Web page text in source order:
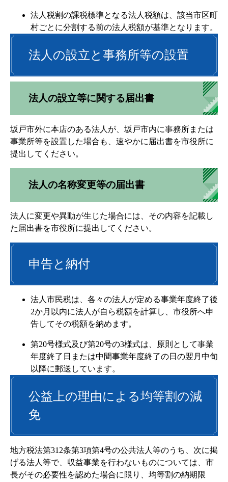
法人税割の課税標準となる法人税額は、該当市区町
村ごとに分割する前の法人税額が基準となります。
法人の設立と事務所等の設置
法人の設立等に関する届出書
坂戸市外に本店のある法人が、坂戸市内に事務所または
事業所等を設置した場合も、速やかに届出書を市役所に
提出してください。
法人の名称変更等の届出書
法人に変更や異動が生じた場合には、その内容を記載し
た届出書を市役所に提出してください。
申告と納付
法人市民税は、各々の法人が定める事業年度終了後
2か月以内に法人が自ら税額を計算し、市役所へ申
告してその税額を納めます。
第20号様式及び第20号の3様式は、原則として事業
年度終了日または中間事業年度終了の日の翌月中旬
以降に郵送しています。
公益上の理由による均等割の減
免
地方税法第312条第3項第4号の公共法人等のうち、次に掲
げる法人等で、収益事業を行わないものについては、市
長がその必要性を認めた場合に限り、均等割の納期限